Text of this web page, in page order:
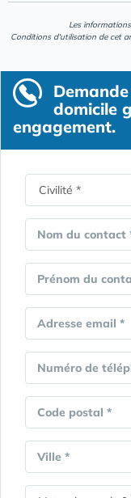
Les
Conditions d'utilisation de cet
domicile
engagement.
Nom du contact
Prénom du
Adresse email *
Numéro de
Code postal *
Ville *